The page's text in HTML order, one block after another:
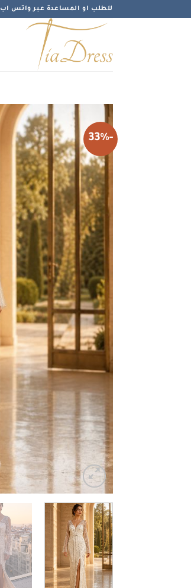
للطلب او المساعدة عبر واتس اب 00966535663260
-33%